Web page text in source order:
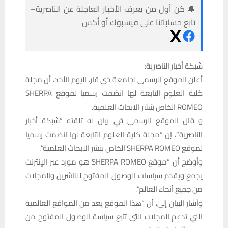
🔔 كن أول من يعرف الأخبار العاجلة عن الناصرية–
تابع حساباتنا على فيسبوك أو أكس
شبكة أخبار الناصرية:
أعلن الموقع الرسمي لجامعة ذي قار، اليوم الأحد، أن مجلة
كلية العلوم التابعة لها انضمت رسميا لموقع SHERPA
ROMEO الخاص بنشر الابحاث العلمية.
و قال الموقع الرسمي في بيان له تلقته “شبكة أخبار
الناصرية”، إن “مجلة كلية العلوم التابعة لها انضمت رسميا
لموقع SHERPA ROMEO الخاص بنشر الابحاث العلمية”.
وأوضح أن “موقع SHERPA ROMEO هو مورد عبر الإنترنت
يجمع ويقدم سياسات الوصول المفتوح للناشرين والمجلات
من جميع أنحاء العالم”.
وأشار البيان إلى، أن “هذا الموقع يعد من المواقع العالمية
التي تدعم المجلات التي تتبع سياسة الوصول المفتوح من